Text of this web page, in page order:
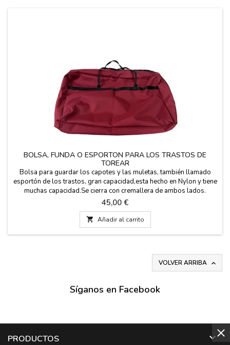
BOLSA, FUNDA O ESPORTON PARA LOS TRASTOS DE
TOREAR
Bolsa para guardar los capotes y las muletas, también llamado
esportón de los trastos, gran capacidad,esta hecho en Nylon y tiene
muchas capacidad.Se cierra con cremallera de ambos lados.
medidas: 65 cm de ancho x 40 cm alto x 15 cm de fondo. 25 cm
largo del asa.
Precio
45,00 €
 Añadir al carrito
VOLVER ARRIBA 
Síganos en Facebook
PRODUCTOS 